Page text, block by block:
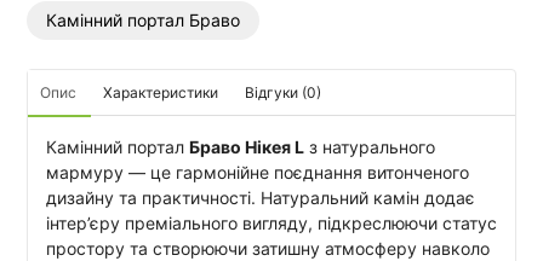
Камінний портал Браво
Опис Характеристики Відгуки (0)
Камінний портал Браво Нікея L з натурального
мармуру — це гармонійне поєднання витонченого
дизайну та практичності. Натуральний камін додає
інтер’єру преміального вигляду, підкреслюючи статус
простору та створюючи затишну атмосферу навколо